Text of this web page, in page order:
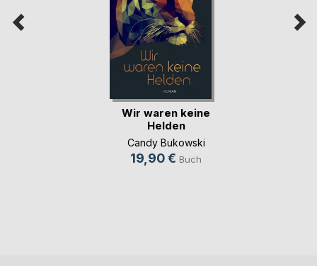
Wir waren keine
Helden
Candy Bukowski
19,90 € Buch